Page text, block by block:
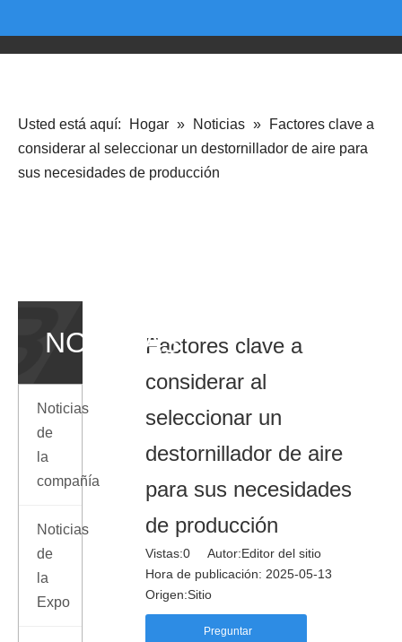
Usted está aquí: Hogar » Noticias »
Factores clave a
considerar al seleccionar un destornillador de aire para
sus necesidades de producción
NOTICIAS
Noticias
de
la
compañía
Noticias
de
la
Expo
Factores clave a
considerar al
seleccionar un
destornillador de aire
para sus necesidades
de producción
Vistas:0 Autor:Editor del sitio
Hora de publicación: 2025-05-13
Origen:Sitio
Preguntar